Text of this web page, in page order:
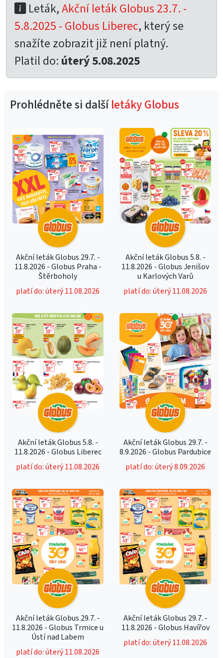
Leták,Akční leták Globus 23.7. -
5.8.2025 - Globus Liberec, který se
snažíte zobrazit již není platný.
Platil do: úterý 5.08.2025
Prohlédněte si dalšíletáky Globus
Akční leták Globus 29.7. -
11.8.2026 - Globus Praha -
Štěrboholy
platí do: úterý 11.08.2026
Akční leták Globus 5.8. -
11.8.2026 - Globus Jenišov
u Karlových Varů
platí do: úterý 11.08.2026
Akční leták Globus 5.8. -
11.8.2026 - Globus Liberec
platí do: úterý 11.08.2026
Akční leták Globus 29.7. -
8.9.2026 - Globus Pardubice
platí do: úterý 8.09.2026
Akční leták Globus 29.7. -
11.8.2026 - Globus Trmice u
Ústí nad Labem
platí do: úterý 11.08.2026
Akční leták Globus 29.7. -
11.8.2026 - Globus Havířov
platí do: úterý 11.08.2026